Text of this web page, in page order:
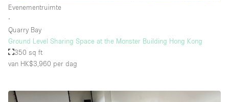
Evenementruimte
∙
Quarry Bay
Ground Level Sharing Space at the Monster Building Hong Kong
350 sq ft
van HK$3,960 per dag